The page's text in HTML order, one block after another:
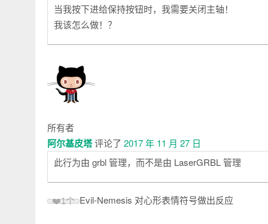
当我按下进给保持按钮时，我需要关闭主轴！
我该怎么做！？
所有者
阿尔基皮塔评论了 2017 年 11 月 27 日
此行为由 grbl 管理，而不是由 LaserGRBL 管理
❤️1个 Evil-Nemesis 对心形表情符号做出反应